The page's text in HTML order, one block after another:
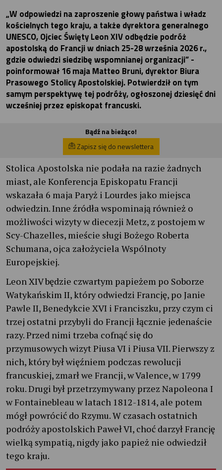
„W odpowiedzi na zaproszenie głowy państwa i władz
kościelnych tego kraju, a także dyrektora generalnego
UNESCO, Ojciec Święty Leon XIV odbędzie podróż
apostolską do Francji w dniach 25-28 września 2026 r.,
gdzie odwiedzi siedzibę wspomnianej organizacji” -
poinformował 16 maja Matteo Bruni, dyrektor Biura
Prasowego Stolicy Apostolskiej. Potwierdził on tym
samym perspektywę tej podróży, ogłoszonej dziesięć dni
wcześniej przez episkopat francuski.
Bądź na bieżąco!
Zapisz się do newslettera
Stolica Apostolska nie podała na razie żadnych
miast, ale Konferencja Episkopatu Francji
wskazała 6 maja Paryż i Lourdes jako miejsca
odwiedzin. Inne źródła wspominają również o
możliwości wizyty w diecezji Metz, z postojem w
Scy-Chazelles, mieście sługi Bożego Roberta
Schumana, ojca założyciela Wspólnoty
Europejskiej.
Leon XIV będzie czwartym papieżem po Soborze
Watykańskim II, który odwiedzi Francję, po Janie
Pawle II, Benedykcie XVI i Franciszku, przy czym ci
trzej ostatni przybyli do Francji łącznie jedenaście
razy. Przed nimi trzeba cofnąć się do
przymusowych wizyt Piusa VI i Piusa VII. Pierwszy z
nich, który był więźniem podczas rewolucji
francuskiej, zmarł we Francji, w Valence, w 1799
roku. Drugi był przetrzymywany przez Napoleona I
w Fontainebleau w latach 1812-1814, ale potem
mógł powrócić do Rzymu. W czasach ostatnich
podróży apostolskich Paweł VI, choć darzył Francję
wielką sympatią, nigdy jako papież nie odwiedził
tego kraju.